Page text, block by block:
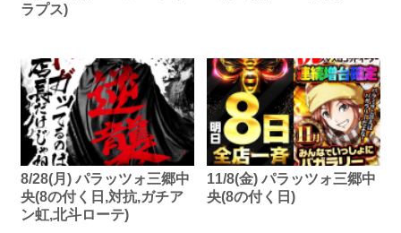
ラプス)
8/28(月) パラッツォ三郷中
央(8の付く日,対抗,ガチア
ン虹,北斗ローテ)
11/8(金) パラッツォ三郷中
央(8の付く日)